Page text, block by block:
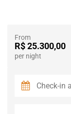
From
R$ 25.300,00
per night